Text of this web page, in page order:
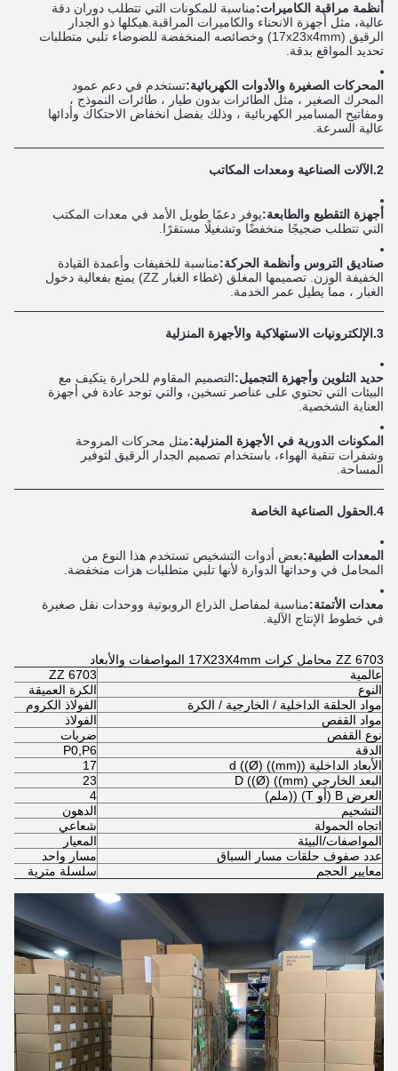
أنظمة مراقبة الكاميرات:مناسبة للمكونات التي تتطلب دوران دقة
عالية، مثل أجهزة الانحناء والكاميرات المراقبة.هيكلها ذو الجدار
الرقيق (17x23x4mm) وخصائصه المنخفضة للضوضاء تلبي متطلبات
تحديد المواقع بدقة.
المحركات الصغيرة والأدوات الكهربائية:تستخدم في دعم عمود
المحرك الصغير ، مثل الطائرات بدون طيار ، طائرات النموذج ،
ومفاتيح المسامير الكهربائية ، وذلك بفضل انخفاض الاحتكاك وأدائها
عالية السرعة.
2. الآلات الصناعية ومعدات المكاتب
أجهزة التقطيع والطابعة:يوفر دعمًا طويل الأمد في معدات المكتب
التي تتطلب ضجيجًا منخفضًا وتشغيلًا مستقرًا.
صناديق التروس وأنظمة الحركة:مناسبة للخفيفات وأعمدة القيادة
الخفيفة الوزن. تصميمها المغلق (غطاء الغبار ZZ) يمنع بفعالية دخول
الغبار ، مما يطيل عمر الخدمة.
3. الإلكترونيات الاستهلاكية والأجهزة المنزلية
حديد التلوين وأجهزة التجميل:التصميم المقاوم للحرارة يتكيف مع
البيئات التي تحتوي على عناصر تسخين، والتي توجد عادة في أجهزة
العناية الشخصية.
المكونات الدورية في الأجهزة المنزلية:مثل محركات المروحة
وشفرات تنقية الهواء، باستخدام تصميم الجدار الرقيق لتوفير
المساحة.
4. الحقول الصناعية الخاصة
المعدات الطبية:بعض أدوات التشخيص تستخدم هذا النوع من
المحامل في وحداتها الدوارة لأنها تلبي متطلبات هزات منخفضة.
معدات الأتمتة:مناسبة لمفاصل الذراع الروبوتية ووحدات نقل صغيرة
في خطوط الإنتاج الآلية.
6703 ZZ محامل كرات 17X23X4mm المواصفات والأبعاد
عالمية
6703 ZZ
النوع
الكرة العميقة
مواد الحلقة الداخلية / الخارجية / الكرة
الفولاذ الكروم
مواد القفص
الفولاذ
نوع القفص
ضربات
الدقة
P0,P6
الأبعاد الداخلية d ((Ø) ((mm))
17
البعد الخارجي D ((Ø) ((mm)
23
العرض B (أو T) ((ملم)
4
التشحيم
الدهون
اتجاه الحمولة
شعاعي
المواصفات/البيئة
المعيار
عدد صفوف حلقات مسار السباق
مسار واحد
معايير الحجم
سلسلة مترية